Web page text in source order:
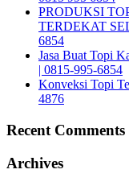
PRODUKSI
TERDEKAT
6854
Jasa Buat Topi
| 0815-995-6854
Konveksi Topi
4876
Recent Comments
Archives